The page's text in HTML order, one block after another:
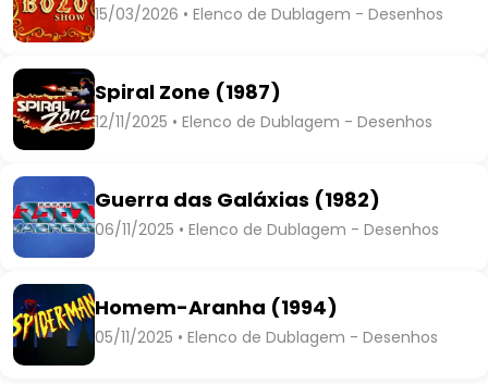
15/03/2026 • Elenco de Dublagem - Desenhos
Spiral Zone (1987)
12/11/2025 • Elenco de Dublagem - Desenhos
Guerra das Galáxias (1982)
06/11/2025 • Elenco de Dublagem - Desenhos
Homem-Aranha (1994)
05/11/2025 • Elenco de Dublagem - Desenhos